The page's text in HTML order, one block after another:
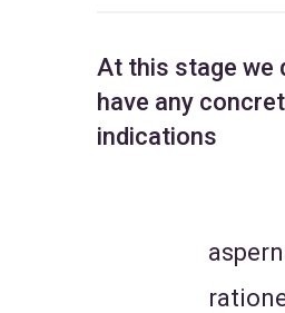
At this stage we
have any
indications